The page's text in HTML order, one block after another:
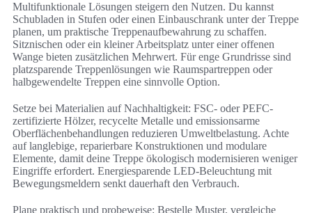
Multifunktionale Lösungen steigern den Nutzen. Du kannst
Schubladen in Stufen oder einen Einbauschrank unter der Treppe
planen, um praktische Treppenaufbewahrung zu schaffen.
Sitznischen oder ein kleiner Arbeitsplatz unter einer offenen
Wange bieten zusätzlichen Mehrwert. Für enge Grundrisse sind
platzsparende Treppenlösungen wie Raumspartreppen oder
halbgewendelte Treppen eine sinnvolle Option.
Setze bei Materialien auf Nachhaltigkeit: FSC- oder PEFC-
zertifizierte Hölzer, recycelte Metalle und emissionsarme
Oberflächenbehandlungen reduzieren Umweltbelastung. Achte
auf langlebige, reparierbare Konstruktionen und modulare
Elemente, damit deine Treppe ökologisch modernisieren weniger
Eingriffe erfordert. Energiesparende LED-Beleuchtung mit
Bewegungsmeldern senkt dauerhaft den Verbrauch.
Plane praktisch und probeweise: Bestelle Muster, vergleiche